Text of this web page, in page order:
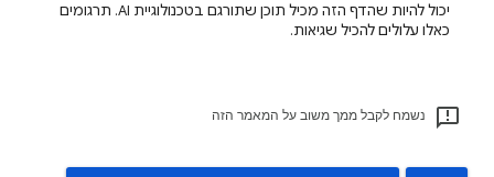
יכול להיות שהדף הזה מכיל תוכן שתורגם בטכנולוגיית AI. תרגומים
כאלו עלולים להכיל שגיאות.
נשמח לקבל ממך משוב על המאמר הזה